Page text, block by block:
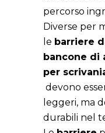
percorso
Diverse per
le barriere
bancone di
per
devono
leggeri, ma
durabili nel